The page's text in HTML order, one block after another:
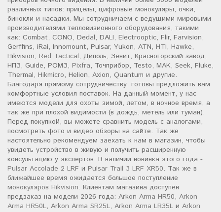
различных типов: прицелы, цифровые монокуляры, очки,
бинокли и насадки. Мы сотрудничаем с ведущими мировыми
производителями тепловизионного оборудования, такими
как: Combat, CONO, Dedal, DALI, Electrooptic, Flir, Farvision,
Gerffins, iRai, Innomount, Pulsar, Yukon, ATN, HTI, Hawke,
Hikvision, Red Tactical, Диполь, Зенит, Красногорский завод,
НПЗ, Guide, РОМЗ, Pixfra, Точприбор, Testo, MAK, Seek, Fluke,
Thermal, Hikmicro, Helion, Axion, Quantum и другие.
Благодаря прямому сотрудничеству, готовы предложить вам
комфортные условия поставок. На данный момент, у нас
имеются модели для охоты зимой, летом, в ночное время, а
так же при плохой видимости (в дождь, метель или туман).
Перед покупкой, вы можете сравнить модель с аналогами,
посмотреть фото и видео обзоры на сайте. Так же
настоятельно рекомендуем заехать к нам в магазин, чтобы
увидеть устройство в живую и получить расширенную
консультацию у экспертов. В наличии новинка этого года -
Pulsar Accolade 2 LRF и Pulsar Trail 3 LRF XR50. Так же в
ближайшее время ожидается большое поступление
монокуляров Hikvision. Клиентам магазина доступен
предзаказ на модели 2026 года: Arkon Arma HR50, Arkon
Arma HR50L, Arkon Arma SR25L, Arkon Arma LR35L и Arkon